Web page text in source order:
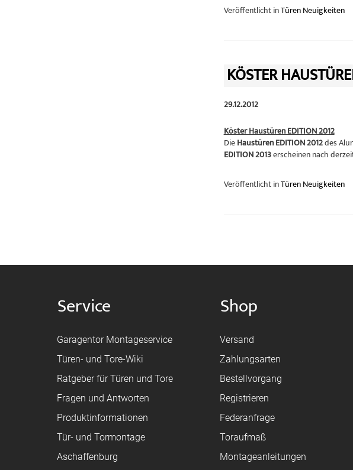
Veröffentlicht inTüren Neuigkeiten
KÖSTER
29.12.2012
Köster Haustüren EDITION 2012
DieHaustüren EDITION 2012des
EDITION 2013erscheinen nach
Veröffentlicht inTüren Neuigkeiten
Service
Garagentor Montageservice
Türen- und Tore-Wiki
Ratgeber für Türen und Tore
Fragen und Antworten
Produktinformationen
Tür- und Tormontage
Aschaffenburg
Shop
Versand
Zahlungsarten
Bestellvorgang
Registrieren
Federanfrage
Toraufmaß
Montageanleitungen